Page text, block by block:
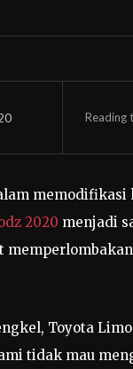
Reading
memodifikasi
2020 menjadi
Toyota
tidak mau